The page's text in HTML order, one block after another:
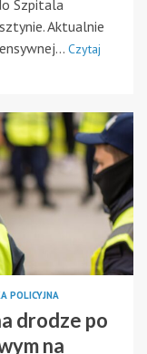
Szpitala
Aktualnie
Czytaj
POLICYJNA
drodze po
na